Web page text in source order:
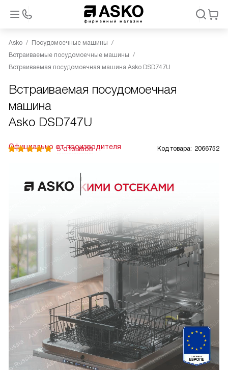
Asko
Посудомоечные машины
Встраиваемые посудомоечные машины
Встраиваемая посудомоечная машина Asko DSD747U
Встраиваемая посудомоечная
машина
Asko DSD747U
Официально от производителя
5 отзывов Код товара: 2066752